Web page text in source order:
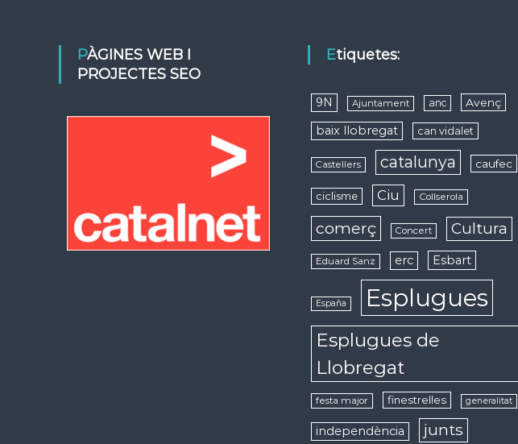
PÀGINES WEB I
PROJECTES SEO
Etiquetes:
9N Ajuntament anc Avenç
baix llobregat can vidalet
Castellers catalunya caufec
ciclisme Ciu Collserola
comerç Concert Cultura
Eduard Sanz erc Esbart
España Esplugues
Esplugues de
Llobregat
festa major finestrelles generalitat
independència junts